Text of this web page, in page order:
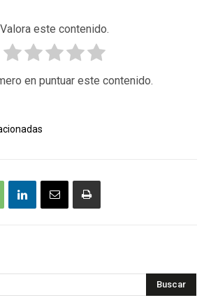
Valora este contenido.
en puntuar este contenido.
Buscar